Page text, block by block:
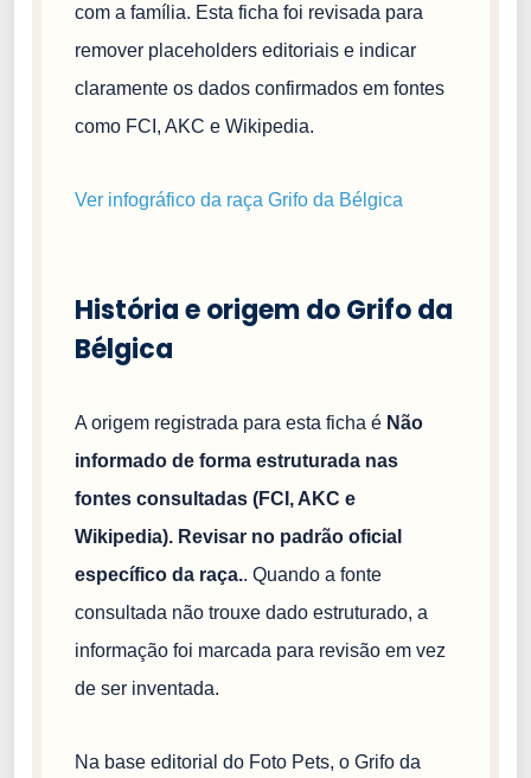
com a família. Esta ficha foi revisada para
remover placeholders editoriais e indicar
claramente os dados confirmados em fontes
como FCI, AKC e Wikipedia.
Ver infográfico da raça Grifo da Bélgica
História e origem do Grifo da
Bélgica
A origem registrada para esta ficha é Não
informado de forma estruturada nas
fontes consultadas (FCI, AKC e
Wikipedia). Revisar no padrão oficial
específico da raça.. Quando a fonte
consultada não trouxe dado estruturado, a
informação foi marcada para revisão em vez
de ser inventada.
Na base editorial do Foto Pets, o Grifo da